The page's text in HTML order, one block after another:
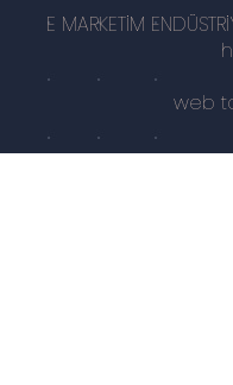
E MARKETİM
web